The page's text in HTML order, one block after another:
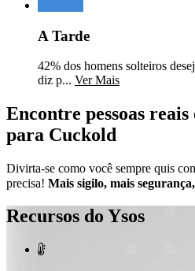
A Tarde
42% dos homens solteiros
diz p... Ver Mais
Encontre pessoas
para Cuckold
Divirta-se como você sempre quis
precisa! Mais sigilo, mais
Recursos do Ysos
